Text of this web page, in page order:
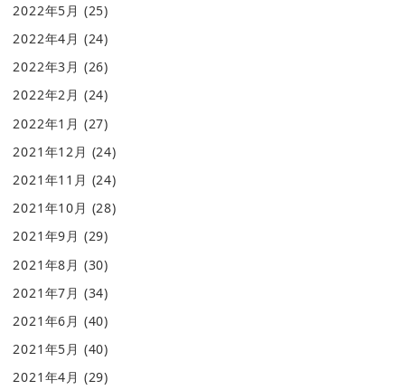
2022年5月 (25)
2022年4月 (24)
2022年3月 (26)
2022年2月 (24)
2022年1月 (27)
2021年12月 (24)
2021年11月 (24)
2021年10月 (28)
2021年9月 (29)
2021年8月 (30)
2021年7月 (34)
2021年6月 (40)
2021年5月 (40)
2021年4月 (29)